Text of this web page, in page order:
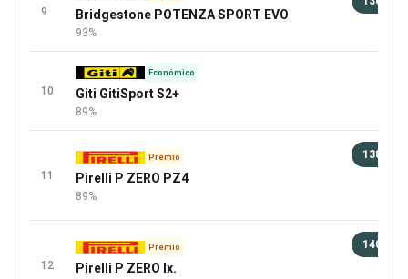
9 Bridgestone POTENZA SPORT EVO
93%
10
Económico
Giti GitiSport S2+
89%
11
Prémio
Pirelli P ZERO PZ4
89%
138 €
12
Prémio
Pirelli P ZERO lx.
140 €